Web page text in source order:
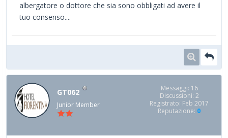
albergatore o dottore che sia sono obbligati ad avere il
tuo consenso....
GT062
Junior Member
Messaggi: 16
Discussioni: 2
Registrato: Feb 2017
Reputazione: 0